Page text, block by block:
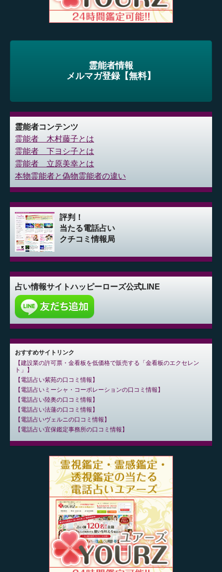
霊能者情報
メルマガ登録【無料】
霊能者コンテンツ
霊能者 木村藤子とは
霊能者 下ヨシ子とは
霊能者 立原美幸とは
本物霊能者と偽物霊能者の違い
評判！
当たる電話占い
クチコミ情報局
占い情報サイトハッピーローズ公式LINE
おすすめサイトリンク
建設業の許可票・金看板を低価格で販売する「金看板のエクセレン
ト」
電話占い紫苑の口コミ情報
電話占いミーシャ・コーポレーションの口コミ情報
電話占い陸奥の口コミ情報
電話占い法蓮の口コミ情報
電話占いヴェルニの口コミ情報
電話占い宜保鑑定事務所の口コミ情報